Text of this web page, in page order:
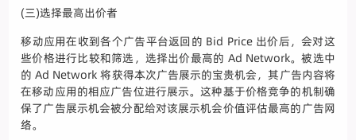
(三)选择最高出价者
移动应用在收到各个广告平台返回的 Bid Price 出价后，会对这
些价格进行比较和筛选，选择出价最高的 Ad Network。被选中
的 Ad Network 将获得本次广告展示的宝贵机会，其广告内容将
在移动应用的相应广告位进行展示。这种基于价格竞争的机制确
保了广告展示机会被分配给对该展示机会价值评估最高的广告网
络。